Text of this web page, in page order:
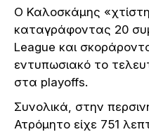
Ο Καλοσκάμης
καταγράφοντας 20
League και
εντυπωσιακό το
στα playoffs.
Συνολικά, στην
Ατρόμητο είχε 751